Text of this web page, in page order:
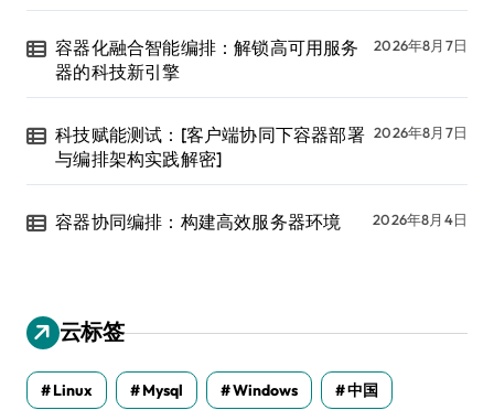
容器化融合智能编排：解锁高可用服务
器的科技新引擎
2026年8月7日
科技赋能测试：[客户端协同下容器部署
与编排架构实践解密]
2026年8月7日
容器协同编排：构建高效服务器环境 2026年8月4日
云标签
Linux Mysql Windows 中国